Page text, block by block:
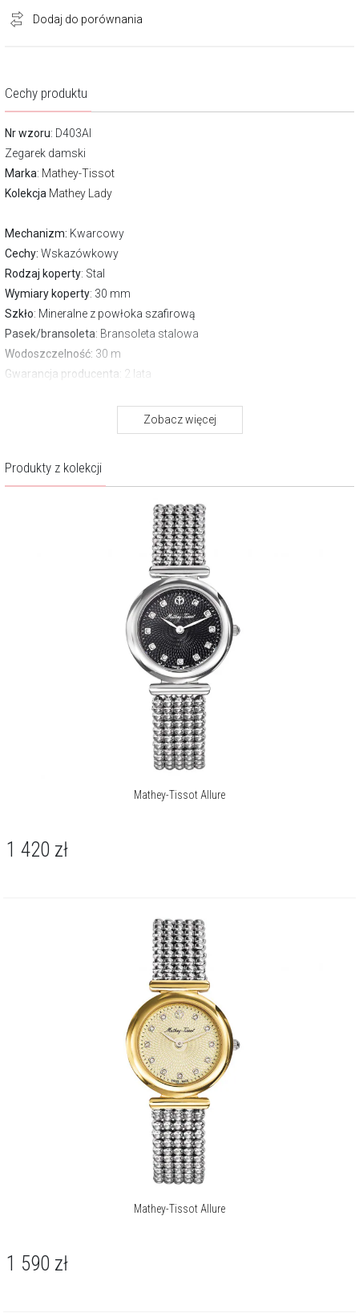
Cechy produktu
Nr wzoru: D403AI
Zegarek damski
Marka: Mathey-Tissot
Kolekcja Mathey Lady
Mechanizm: Kwarcowy
Cechy: Wskazówkowy
Rodzaj koperty: Stal
Wymiary koperty: 30 mm
Szkło: Mineralne z powłoka szafirową
Pasek/bransoleta: Bransoleta stalowa
Wodoszczelność: 30 m
Gwarancja producenta: 2 lata
O marce Mathey-Tissot
sięgającą 1886 roku, oferująca obecnie pokaźną kolekcję wysokiej
jakości zegarków, pasujących do niemal każdego aspektu życia, w 4
Zobacz więcej
Dodaj do porównania
Produkty z kolekcji
Mathey-Tissot Allure
1 420 zł
Mathey-Tissot Allure
1 590 zł